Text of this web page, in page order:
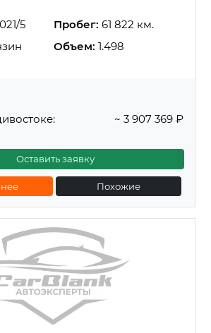
5 Пробег: 61 822 км.
Объем: 1.498
~ 3 907 369 ₽
Оставить заявку
Похожие